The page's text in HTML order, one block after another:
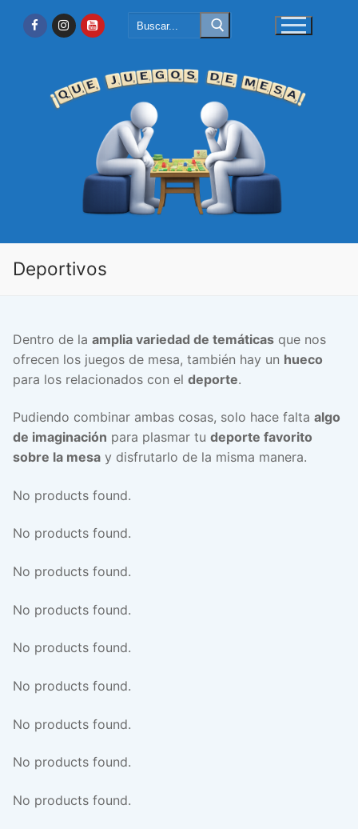
Buscar:
Deportivos
Dentro de la amplia variedad de temáticas que nos
ofrecen los juegos de mesa, también hay un hueco
para los relacionados con el deporte.
Pudiendo combinar ambas cosas, solo hace falta algo
de imaginación para plasmar tu deporte favorito
sobre la mesa y disfrutarlo de la misma manera.
No products found.
No products found.
No products found.
No products found.
No products found.
No products found.
No products found.
No products found.
No products found.